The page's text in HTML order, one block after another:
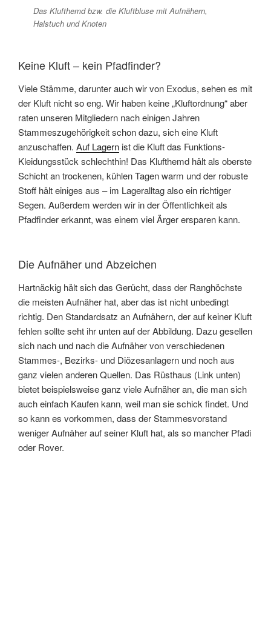
Das Klufthemd bzw. die Kluftbluse mit Aufnähern,
Halstuch und Knoten
Keine Kluft – kein Pfadfinder?
Viele Stämme, darunter auch wir von Exodus, sehen es mit
der Kluft nicht so eng. Wir haben keine „Kluftordnung“ aber
raten unseren Mitgliedern nach einigen Jahren
Stammeszugehörigkeit schon dazu, sich eine Kluft
anzuschaffen. Auf Lagern ist die Kluft das Funktions-
Kleidungsstück schlechthin! Das Klufthemd hält als oberste
Schicht an trockenen, kühlen Tagen warm und der robuste
Stoff hält einiges aus – im Lageralltag also ein richtiger
Segen. Außerdem werden wir in der Öffentlichkeit als
Pfadfinder erkannt, was einem viel Ärger ersparen kann.
Die Aufnäher und Abzeichen
Hartnäckig hält sich das Gerücht, dass der Ranghöchste
die meisten Aufnäher hat, aber das ist nicht unbedingt
richtig. Den Standardsatz an Aufnähern, der auf keiner Kluft
fehlen sollte seht ihr unten auf der Abbildung. Dazu gesellen
sich nach und nach die Aufnäher von verschiedenen
Stammes-, Bezirks- und Diözesanlagern und noch aus
ganz vielen anderen Quellen. Das Rüsthaus (Link unten)
bietet beispielsweise ganz viele Aufnäher an, die man sich
auch einfach Kaufen kann, weil man sie schick findet. Und
so kann es vorkommen, dass der Stammesvorstand
weniger Aufnäher auf seiner Kluft hat, als so mancher Pfadi
oder Rover.